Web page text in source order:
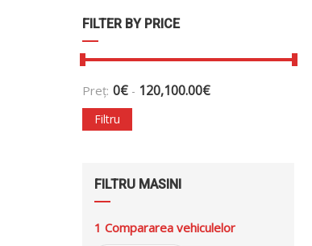
FILTER BY PRICE
Preț: 0€ - 120,100.00€
Filtru
FILTRU MASINI
1 Compararea vehiculelor